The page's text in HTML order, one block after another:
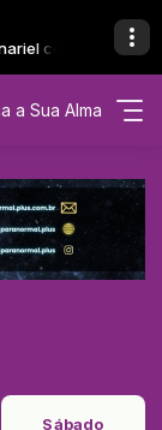
com
a Sua Alma
Sábado